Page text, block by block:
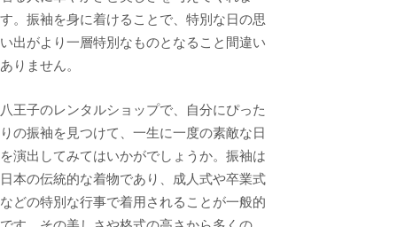
す。振袖を身に着けることで、特別な日の思
い出がより一層特別なものとなること間違い
ありません。
八王子のレンタルショップで、自分にぴった
りの振袖を見つけて、一生に一度の素敵な日
を演出してみてはいかがでしょうか。振袖は
日本の伝統的な着物であり、成人式や卒業式
などの特別な行事で着用されることが一般的